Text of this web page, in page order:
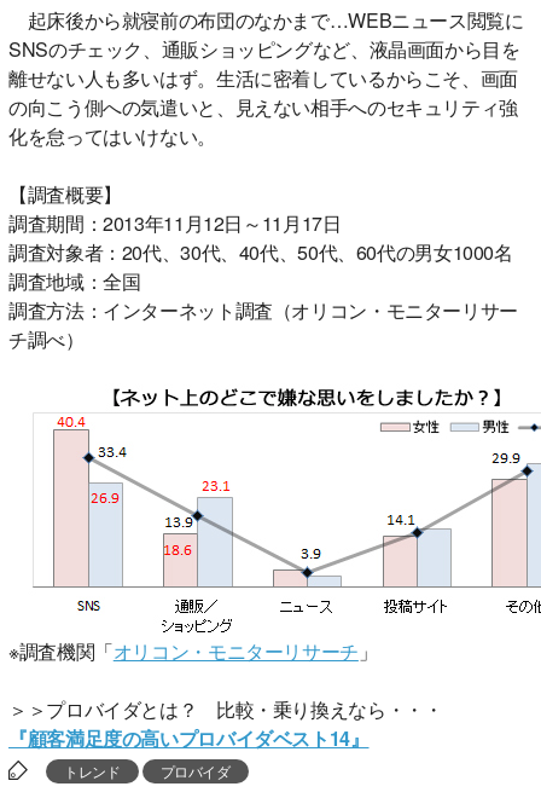
起床後から就寝前の布団のなかまで…WEBニュース閲覧に
SNSのチェック、通販ショッピングなど、液晶画面から目を
離せない人も多いはず。生活に密着しているからこそ、画面
の向こう側への気遣いと、見えない相手へのセキュリティ強
化を怠ってはいけない。
【調査概要】
調査期間：2013年11月12日～11月17日
調査対象者：20代、30代、40代、50代、60代の男女1000名
調査地域：全国
調査方法：インターネット調査（オリコン・モニターリサー
チ調べ）
※調査機関「オリコン・モニターリサーチ 」
＞＞プロバイダとは？ 比較・乗り換えなら・・・
『顧客満足度の高いプロバイダベスト14』
トレンド プロバイダ